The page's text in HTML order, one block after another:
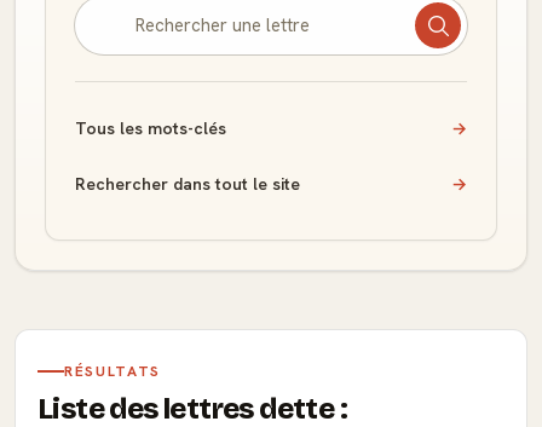
Tous les mots-clés →
Rechercher dans tout le site →
RÉSULTATS
Liste des lettres dette :